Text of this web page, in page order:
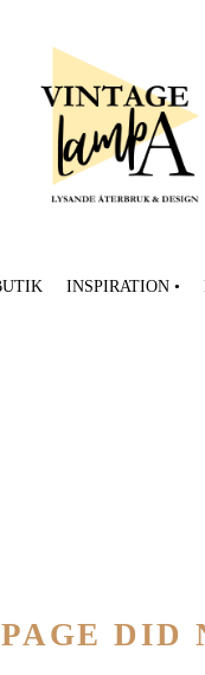
INSPIRATION •
DID